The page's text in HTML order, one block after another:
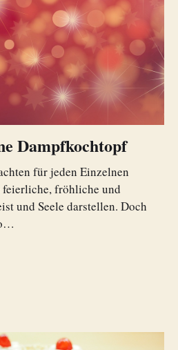
Dampfkochtopf
für jeden Einzelnen
feierliche, fröhliche und
und Seele darstellen. Doch